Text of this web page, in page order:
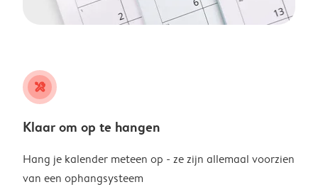
tools
Klaar om op te hangen
Hang je kalender meteen op - ze zijn allemaal voorzien
van een ophangsysteem